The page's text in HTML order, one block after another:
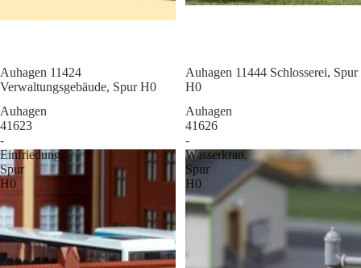
Sale
Auhagen 11424
Verwaltungsgebäude, Spur H0
Sale
Auhagen 11444 Schlosserei, Spur
H0
Auhagen
41623
-
Einfriedung,
Spur
H0
Auhagen
41626
-
Wasserkran,
Spur
H0